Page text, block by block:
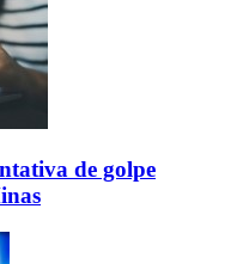
de golpe